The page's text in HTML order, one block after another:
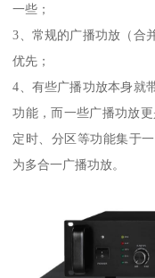
一些；
3、常规的广播功放（合
优先；
4、有些广播功放本身就
功能，而一些广播功放更
定时、分区等功能集于
为多合一广播功放。